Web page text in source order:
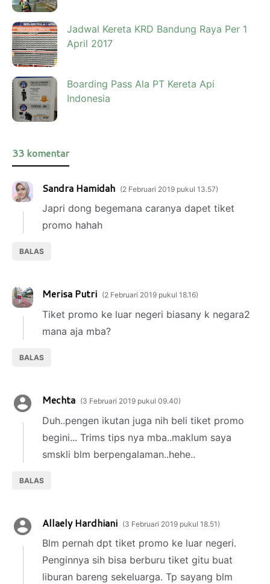
Jadwal Kereta KRD Bandung Raya Per 1
April 2017
Boarding Pass Ala PT Kereta Api
Indonesia
33 komentar
Sandra Hamidah 2 Februari 2019 pukul 13.57
Japri dong begemana caranya dapet tiket
promo hahah
BALAS
Merisa Putri 2 Februari 2019 pukul 18.16
Tiket promo ke luar negeri biasany k negara2
mana aja mba?
BALAS
Mechta 3 Februari 2019 pukul 09.40
Duh..pengen ikutan juga nih beli tiket promo
begini... Trims tips nya mba..maklum saya
smskli blm berpengalaman..hehe..
BALAS
Allaely Hardhiani 3 Februari 2019 pukul 18.51
Blm pernah dpt tiket promo ke luar negeri.
Penginnya sih bisa berburu tiket gitu buat
liburan bareng sekeluarga. Tp sayang blm